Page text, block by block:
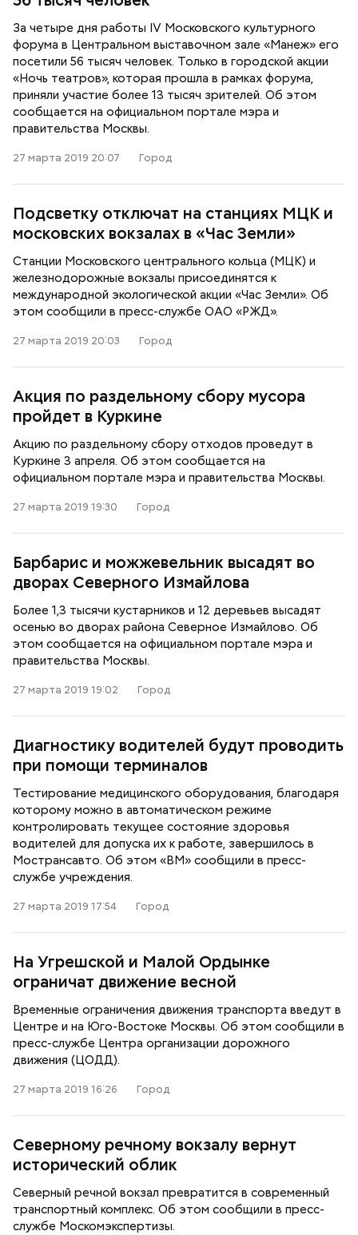
За четыре дня работы IV Московского культурного
форума в Центральном выставочном зале «Манеж» его
посетили 56 тысяч человек. Только в городской акции
«Ночь театров», которая прошла в рамках форума,
приняли участие более 13 тысяч зрителей. Об этом
сообщается на официальном портале мэра и
правительства Москвы.
27 марта 2019 20:07 Город
Подсветку отключат на станциях МЦК и
московских вокзалах в «Час Земли»
Станции Московского центрального кольца (МЦК) и
железнодорожные вокзалы присоединятся к
международной экологической акции «Час Земли». Об
этом сообщили в пресс-службе ОАО «РЖД».
27 марта 2019 20:03 Город
Акция по раздельному сбору мусора
пройдет в Куркине
Акцию по раздельному сбору отходов проведут в
Куркине 3 апреля. Об этом сообщается на
официальном портале мэра и правительства Москвы.
27 марта 2019 19:30 Город
Барбарис и можжевельник высадят во
дворах Северного Измайлова
Более 1,3 тысячи кустарников и 12 деревьев высадят
осенью во дворах района Северное Измайлово. Об
этом сообщается на официальном портале мэра и
правительства Москвы.
27 марта 2019 19:02 Город
Диагностику водителей будут проводить
при помощи терминалов
Тестирование медицинского оборудования, благодаря
которому можно в автоматическом режиме
контролировать текущее состояние здоровья
водителей для допуска их к работе, завершилось в
Мострансавто. Об этом «ВМ» сообщили в пресс-
службе учреждения.
27 марта 2019 17:54 Город
На Угрешской и Малой Ордынке
ограничат движение весной
Временные ограничения движения транспорта введут в
Центре и на Юго-Востоке Москвы. Об этом сообщили в
пресс-службе Центра организации дорожного
движения (ЦОДД).
27 марта 2019 16:26 Город
Северному речному вокзалу вернут
исторический облик
Северный речной вокзал превратится в современный
транспортный комплекс. Об этом сообщили в пресс-
службе Москомэкспертизы.